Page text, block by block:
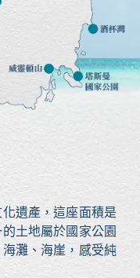
遺產，這座面積是
土地屬於國家公園
灘、海崖，感受純